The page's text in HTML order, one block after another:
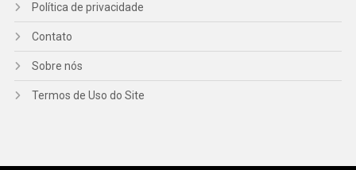
Política de privacidade
Contato
Sobre nós
Termos de Uso do Site